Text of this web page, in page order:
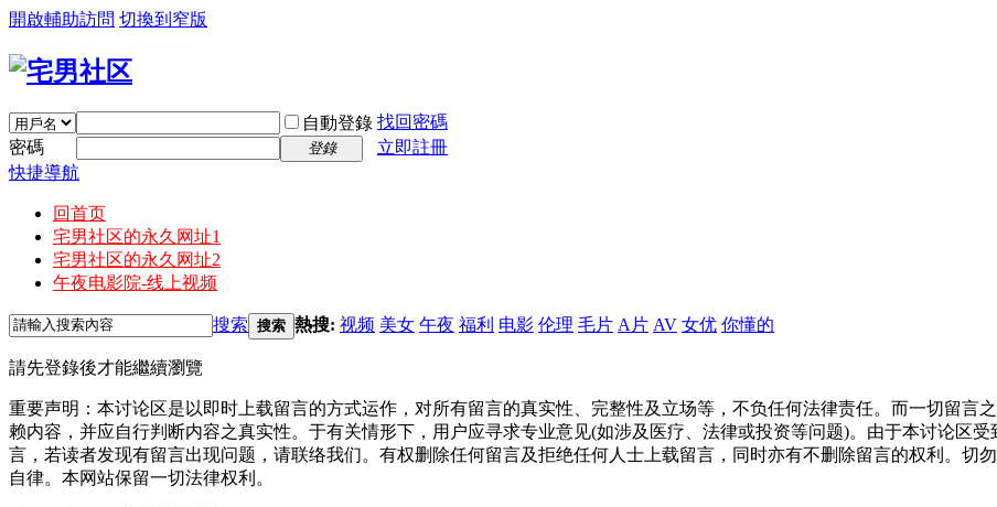
開啟輔助訪問 切換到窄版
自動登錄 找回密碼
密碼
登錄
立即註冊
快捷導航
回首页
宅男社区的永久网址1
宅男社区的永久网址2
午夜电影院-线上视频
搜索 搜索 熱搜: 视频 美女 午夜 福利 电影 伦理 毛片 A片 AV 女优 你懂的
請先登錄後才能繼續瀏覽
重要声明：本讨论区是以即时上载留言的方式运作，对所有留言的真实性、完整性及立场等，不负任何法律责任。而一切留言
赖内容，并应自行判断内容之真实性。于有关情形下，用户应寻求专业意见(如涉及医疗、法律或投资等问题)。由于本讨论区
言，若读者发现有留言出现问题，请联络我们。有权删除任何留言及拒绝任何人士上载留言，同时亦有不删除留言的权利。切
自律。本网站保留一切法律权利。